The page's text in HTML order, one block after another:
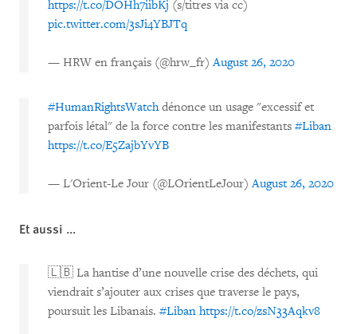
https://t.co/DOHh7iibKj (s/titres via cc)
pic.twitter.com/3sJi4YBJTq
— HRW en français (@hrw_fr)August 26, 2020
#HumanRightsWatchdénonce un usage "excessif et
parfois létal" de la force contre les manifestants #Liban
https://t.co/E5ZajbYvYB
— L'Orient-Le Jour (@LOrientLeJour)August 26, 2020
Et aussi …
🇱🇧️ La hantise d’une nouvelle crise des déchets, qui
viendrait s’ajouter aux crises que traverse le pays,
poursuit les Libanais. #Liban https://t.co/zsN33Aqkv8